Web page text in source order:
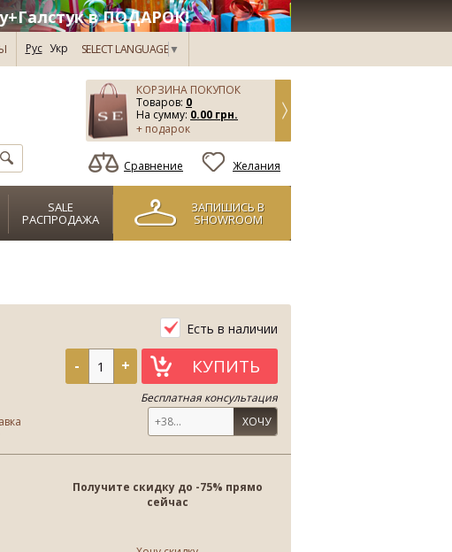
в ПОДАРОК!
Рус Укр SELECT LANGUAGE▼
КОРЗИНА ПОКУПОК
Товаров: 0
На сумму: 0.00 грн.
+ подарок
Сравнение Желания
SALE
РАСПРОДАЖА
ЗАПИШИСЬ В
SHOWROOM
Есть в наличии
- + КУПИТЬ
Бесплатная консультация
ХОЧУ
Получите скидку до -75% прямо
сейчас